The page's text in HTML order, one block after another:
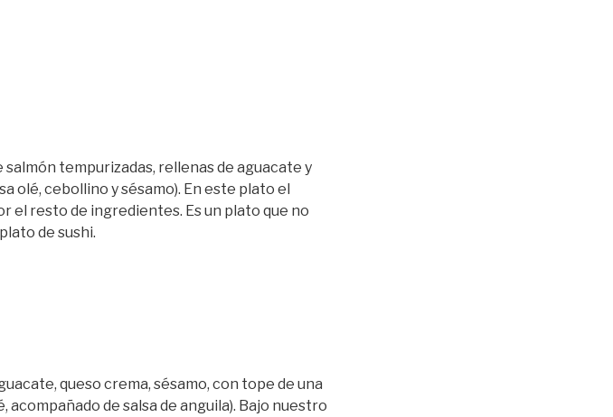
salmón tempurizadas, rellenas de aguacate y
olé, cebollino y sésamo). En este plato el
el resto de ingredientes. Es un plato que no
de sushi.
queso crema, sésamo, con tope de una
acompañado de salsa de anguila). Bajo nuestro